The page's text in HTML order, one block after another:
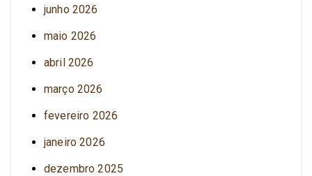
junho 2026
maio 2026
abril 2026
março 2026
fevereiro 2026
janeiro 2026
dezembro 2025